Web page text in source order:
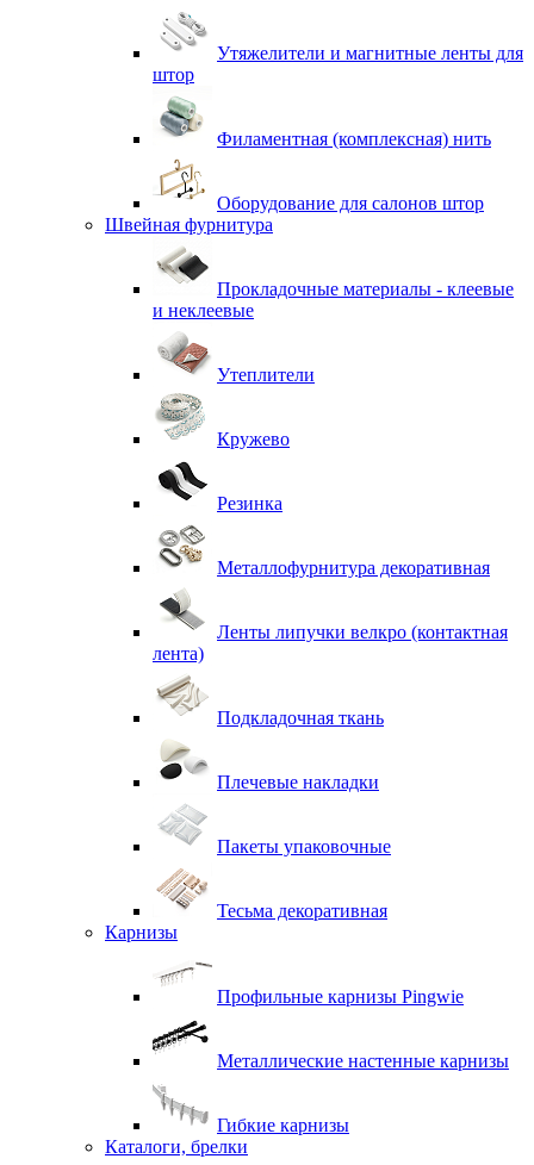
Утяжелители и магнитные ленты для
штор
Филаментная (комплексная) нить
Оборудование для салонов штор
Швейная фурнитура
Прокладочные материалы - клеевые
и неклеевые
Утеплители
Кружево
Резинка
Металлофурнитура декоративная
Ленты липучки велкро (контактная
лента)
Подкладочная ткань
Плечевые накладки
Пакеты упаковочные
Тесьма декоративная
Карнизы
Профильные карнизы Pingwie
Металлические настенные карнизы
Гибкие карнизы
Каталоги, брелки